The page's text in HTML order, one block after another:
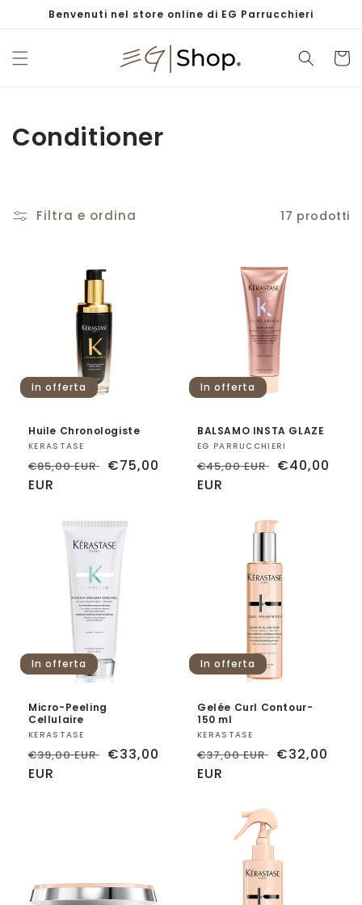
direttamente
Benvenuti nel store online di EG Parrucchieri
C
n
Conditioner
Filtra e ordina 17 prodotti
In offerta
Huile Chronologiste
Fornitore:
KERASTASE
Prezzo
di
€85,00 EUR Prezzo
€75,00
EUR
In offerta
BALSAMO INSTA GLAZE
Fornitore:
EG PARRUCCHIERI
Prezzo
di
€45,00 EUR Prezzo
€40,00
EUR
In offerta
Micro-Peeling
Cellulaire
Fornitore:
KERASTASE
Prezzo
di
€39,00 EUR Prezzo
€33,00
EUR
In offerta
Gelée Curl Contour-
150 ml
Fornitore:
KERASTASE
Prezzo
di
€37,00 EUR Prezzo
€32,00
EUR